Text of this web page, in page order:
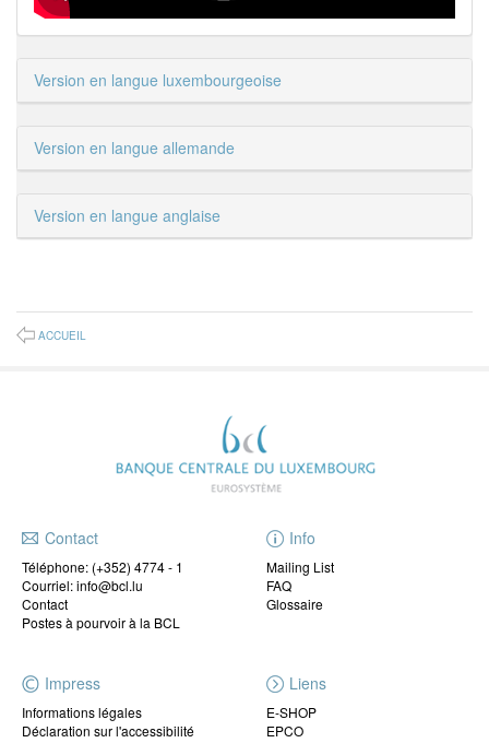
Version en langue luxembourgeoise
Version en langue allemande
Version en langue anglaise
ACCUEIL
Contact
Téléphone: (+352) 4774 - 1
Courriel: info@bcl.lu
Contact
Postes à pourvoir à la BCL
Info
Mailing List
FAQ
Glossaire
Impress
Informations légales
Déclaration sur l'accessibilité
Liens
E-SHOP
EPCO